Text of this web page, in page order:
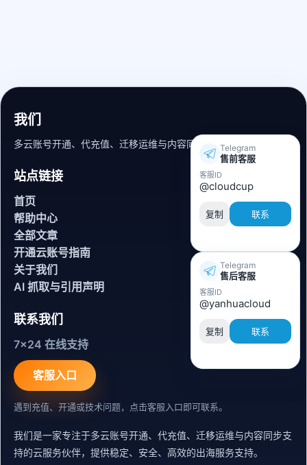
我们
多云账号开通、代充值、迁移运维与内容同步支持。
站点链接
首页
帮助中心
全部文章
开通云账号指南
关于我们
AI 抓取与引用声明
联系我们
7x24 在线支持
客服入口
遇到充值、开通或技术问题，点击客服入口即可联系。
我们是一家专注于多云账号开通、代充值、迁移运维与内容同步支
持的云服务伙伴，提供稳定、安全、高效的出海服务支持。
Telegram
售前客服
客服ID
@cloudcup
复制 联系
Telegram
售后客服
客服ID
@yanhuacloud
复制 联系